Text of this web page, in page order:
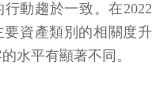
動趨於一致。在2022
要資產類別的相關度升
水平有顯著不同。